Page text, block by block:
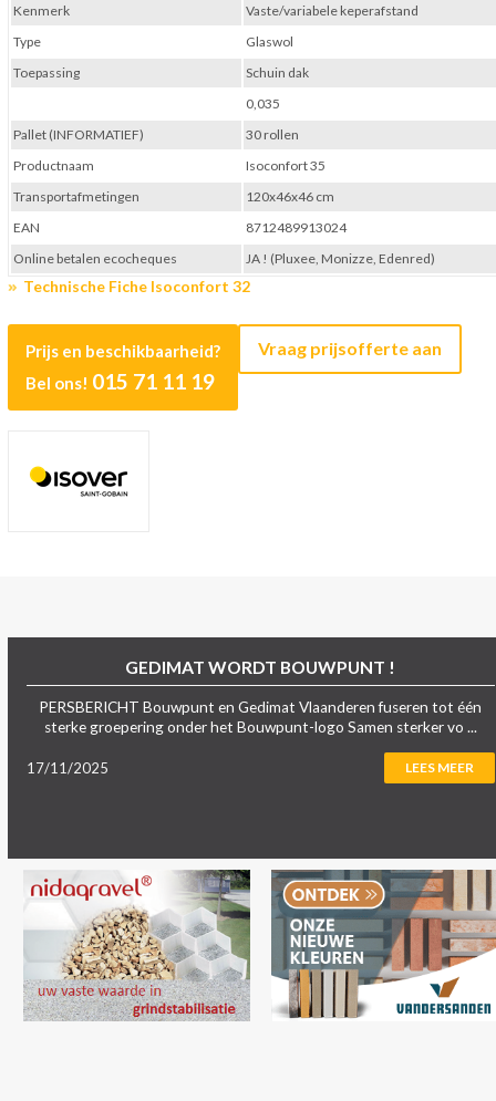
Technische Fiche Isoconfort 32
Prijs en beschikbaarheid?
Bel ons! 015 71 11 19
Vraag prijsofferte aan
Kenmerk
Vaste/variabele keperafstand
Type
Glaswol
Toepassing
Schuin dak
0,035
Pallet (INFORMATIEF)
30 rollen
Productnaam
Isoconfort 35
Transportafmetingen
120x46x46 cm
EAN
8712489913024
Online betalen ecocheques
JA ! (Pluxee, Monizze, Edenred)
GEDIMAT WORDT BOUWPUNT !
PERSBERICHT Bouwpunt en Gedimat Vlaanderen fuseren tot één
sterke groepering onder het Bouwpunt-logo Samen sterker vo ...
17/11/2025 LEES MEER